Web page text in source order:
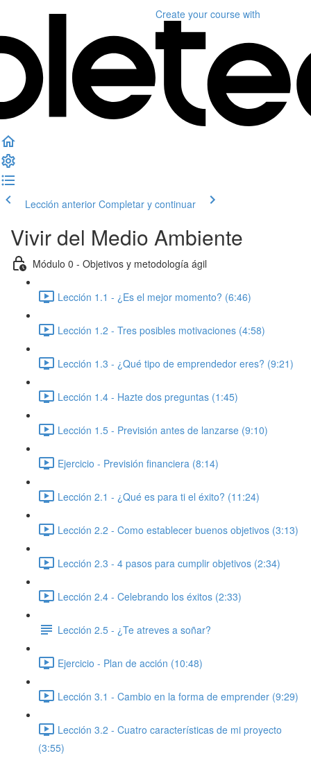
Create your course with
Lección anterior Completar y continuar
Vivir del Medio Ambiente
Módulo 0 - Objetivos y metodología ágil
Lección 1.1 - ¿Es el mejor momento? (6:46)
Lección 1.2 - Tres posibles motivaciones (4:58)
Lección 1.3 - ¿Qué tipo de emprendedor eres? (9:21)
Lección 1.4 - Hazte dos preguntas (1:45)
Lección 1.5 - Previsión antes de lanzarse (9:10)
Ejercicio - Previsión financiera (8:14)
Lección 2.1 - ¿Qué es para ti el éxito? (11:24)
Lección 2.2 - Como establecer buenos objetivos (3:13)
Lección 2.3 - 4 pasos para cumplir objetivos (2:34)
Lección 2.4 - Celebrando los éxitos (2:33)
Lección 2.5 - ¿Te atreves a soñar?
Ejercicio - Plan de acción (10:48)
Lección 3.1 - Cambio en la forma de emprender (9:29)
Lección 3.2 - Cuatro características de mi proyecto
(3:55)